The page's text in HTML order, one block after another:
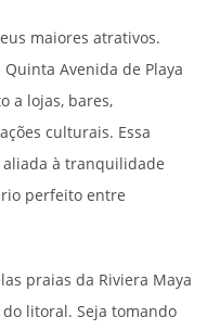
maiores atrativos.
Avenida de Playa
a lojas, bares,
culturais. Essa
à tranquilidade
perfeito entre
praias da Riviera Maya
litoral. Seja tomando